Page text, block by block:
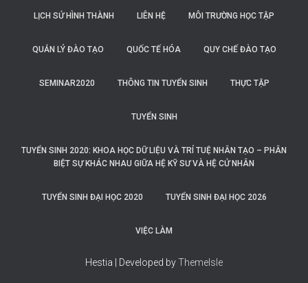
LỊCH SỬ HÌNH THÀNH LIÊN HỆ MÔI TRƯỜNG HỌC TẬP
QUẢN LÝ ĐÀO TẠO QUỐC TẾ HÓA QUY CHẾ ĐÀO TẠO
SEMINAR2020 THÔNG TIN TUYỂN SINH THỰC TẬP
TUYỂN SINH
TUYỂN SINH 2020: KHOA HỌC DỮ LIỆU VÀ TRÍ TUỆ NHÂN TẠO – PHÂN
BIỆT SỰ KHÁC NHAU GIỮA HỆ KỸ SƯ VÀ HỆ CỬ NHÂN
TUYỂN SINH ĐẠI HỌC 2020 TUYỂN SINH ĐẠI HỌC 2026
VIỆC LÀM
Hestia | Developed byThemeIsle